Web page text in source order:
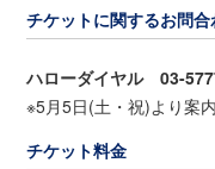
チケットに関するお問
ハローダイヤル 03-
※5月5日(土・祝)より案
チケット料金